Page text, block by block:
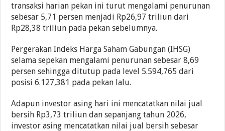
transaksi harian pekan ini turut mengalami penurunan
sebesar 5,71 persen menjadi Rp26,97 triliun dari
Rp28,38 triliun pada pekan sebelumnya.
Pergerakan Indeks Harga Saham Gabungan (IHSG)
selama sepekan mengalami penurunan sebesar 8,69
persen sehingga ditutup pada level 5.594,765 dari
posisi 6.127,381 pada pekan lalu.
Adapun investor asing hari ini mencatatkan nilai jual
bersih Rp3,73 triliun dan sepanjang tahun 2026,
investor asing mencatatkan nilai jual bersih sebesar